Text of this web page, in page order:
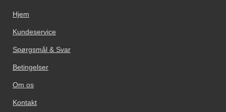
Hjem
Kundeservice
Spørgsmål & Svar
Betingelser
Om os
Kontakt